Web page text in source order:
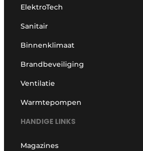
ElektroTech
Sanitair
Binnenklimaat
Brandbeveiliging
Ventilatie
Warmtepompen
HANDIGE LINKS
Magazines